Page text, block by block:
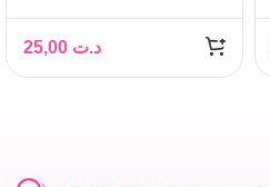
IMPERFECTIONS 50ML
د.ت